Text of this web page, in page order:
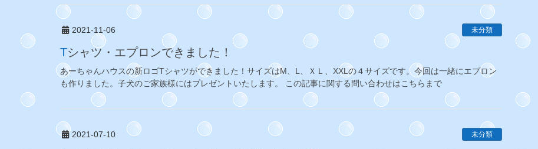
2021-11-06 未分類
Tシャツ・エプロンできました！
あーちゃんハウスの新ロゴTシャツができました！サイズはM、L、ＸＬ、XXLの４サイズです。今回は一緒にエプロン
も作りました。子犬のご家族様にはプレゼントいたします。 この記事に関する問い合わせはこちらまで
2021-07-10 未分類